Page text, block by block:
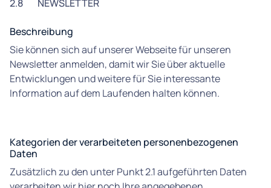
2.8
NEWSLETTER
Beschreibung
Sie können sich auf unserer Webseite für unseren
Newsletter anmelden, damit wir Sie über aktuelle
Entwicklungen und weitere für Sie interessante
Information auf dem Laufenden halten können.
Kategorien der verarbeiteten personenbezogenen
Daten
Zusätzlich zu den unter Punkt 2.1 aufgeführten Daten